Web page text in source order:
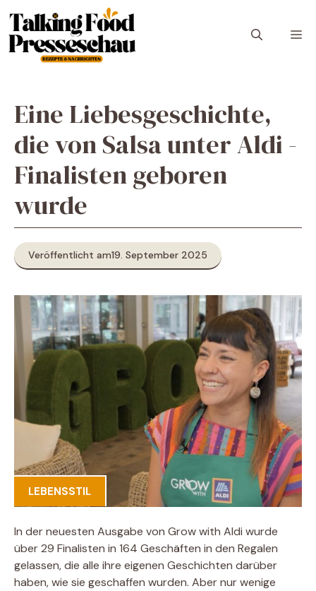
Inhalt
springen
Eine Liebesgeschichte,
die von Salsa unter Aldi -
Finalisten geboren
wurde
Veröffentlicht am19. September 2025
LEBENSSTIL
In der neuesten Ausgabe von Grow with Aldi wurde
über 29 Finalisten in 164 Geschäften in den Regalen
gelassen, die alle ihre eigenen Geschichten darüber
haben, wie sie geschaffen wurden. Aber nur wenige